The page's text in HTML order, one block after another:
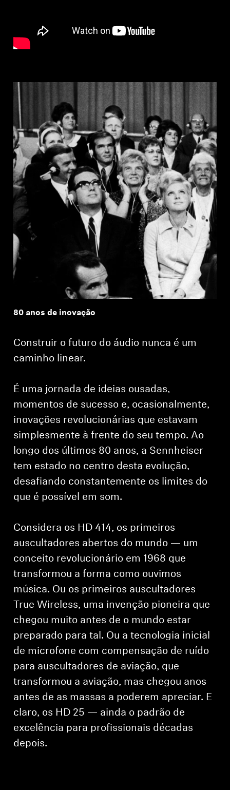
Sound Space
Apoio
Profissional
80 anos de inovação
Construir o futuro do áudio nunca é um
caminho linear.
É uma jornada de ideias ousadas,
momentos de sucesso e, ocasionalmente,
inovações revolucionárias que estavam
simplesmente à frente do seu tempo. Ao
longo dos últimos 80 anos, a Sennheiser
tem estado no centro desta evolução,
desafiando constantemente os limites do
que é possível em som.
Considera os HD 414, os primeiros
auscultadores abertos do mundo — um
conceito revolucionário em 1968 que
transformou a forma como ouvimos
música. Ou os primeiros auscultadores
True Wireless, uma invenção pioneira que
chegou muito antes de o mundo estar
preparado para tal. Ou a tecnologia inicial
de microfone com compensação de ruído
para auscultadores de aviação, que
transformou a aviação, mas chegou anos
antes de as massas a poderem apreciar. E
claro, os HD 25 — ainda o padrão de
excelência para profissionais décadas
depois.